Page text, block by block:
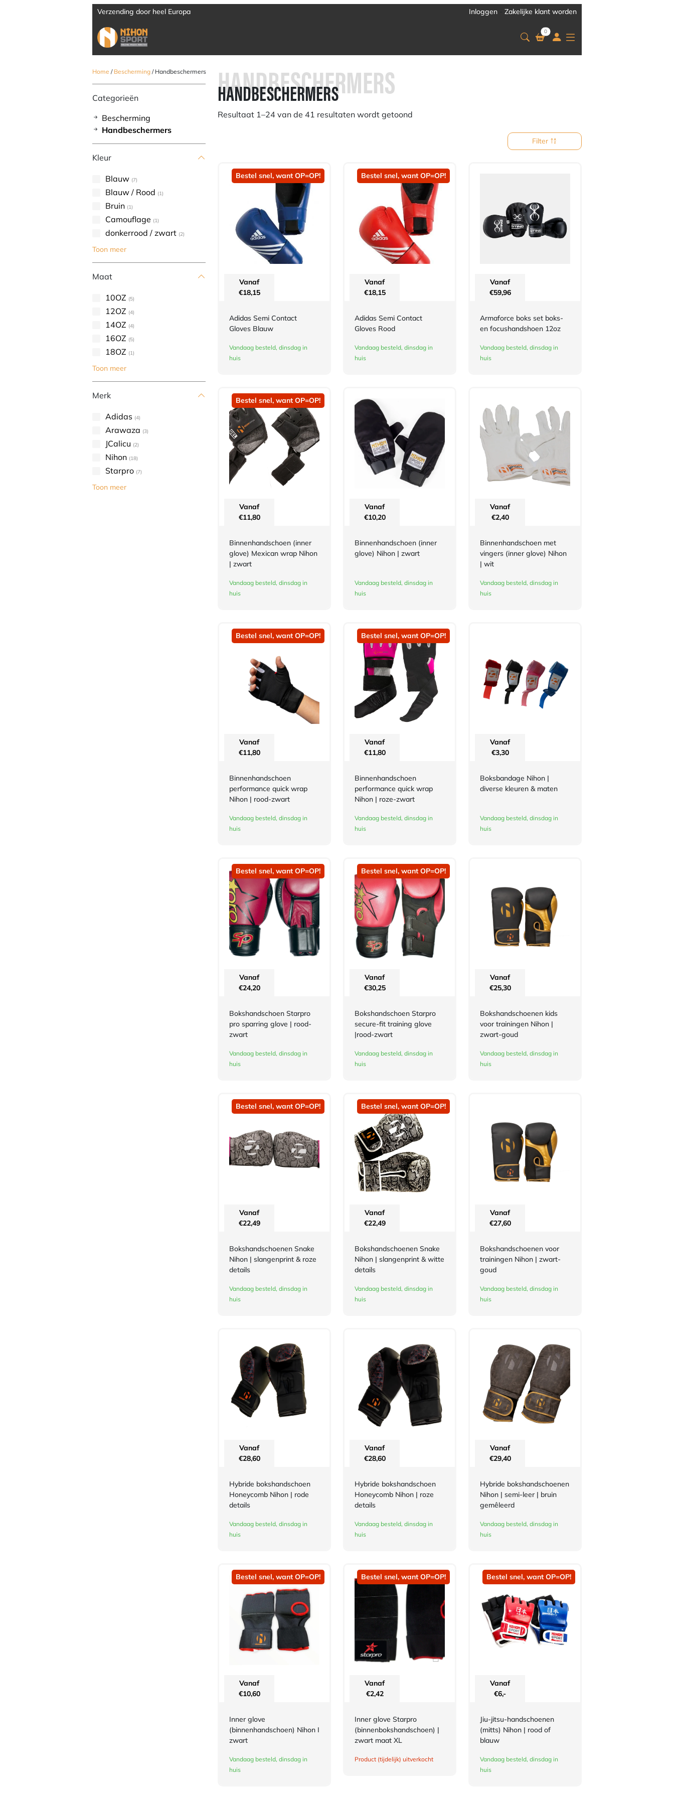
Verzending door heel Europa Inloggen Zakelijke klant worden
0
Home / Bescherming / Handbeschermers
Categorieën
Bescherming
Handbeschermers
Kleur
Blauw (7)
Blauw / Rood (1)
Bruin (1)
Camouflage (1)
donkerrood / zwart (2)
Toon meer
Maat
10OZ (5)
12OZ (4)
14OZ (4)
16OZ (5)
18OZ (1)
Toon meer
Merk
Adidas (4)
Arawaza (3)
JCalicu (2)
Nihon (18)
Starpro (7)
Toon meer
HANDBESCHERMERS
HANDBESCHERMERS
Resultaat 1–24 van de 41 resultaten wordt getoond
Filter
Bestel snel, want OP=OP!
Vanaf
€18,15
Adidas Semi Contact
Gloves Blauw
Vandaag besteld, dinsdag in
huis
Bestel snel, want OP=OP!
Vanaf
€18,15
Adidas Semi Contact
Gloves Rood
Vandaag besteld, dinsdag in
huis
Vanaf
€59,96
Armaforce boks set boks-
en focushandshoen 12oz
Vandaag besteld, dinsdag in
huis
Bestel snel, want OP=OP!
Vanaf
€11,80
Binnenhandschoen (inner
glove) Mexican wrap Nihon
| zwart
Vandaag besteld, dinsdag in
huis
Vanaf
€10,20
Binnenhandschoen (inner
glove) Nihon | zwart
Vandaag besteld, dinsdag in
huis
Vanaf
€2,40
Binnenhandschoen met
vingers (inner glove) Nihon
| wit
Vandaag besteld, dinsdag in
huis
Bestel snel, want OP=OP!
Vanaf
€11,80
Binnenhandschoen
performance quick wrap
Nihon | rood-zwart
Vandaag besteld, dinsdag in
huis
Bestel snel, want OP=OP!
Vanaf
€11,80
Binnenhandschoen
performance quick wrap
Nihon | roze-zwart
Vandaag besteld, dinsdag in
huis
Vanaf
€3,30
Boksbandage Nihon |
diverse kleuren & maten
Vandaag besteld, dinsdag in
huis
Bestel snel, want OP=OP!
Vanaf
€24,20
Bokshandschoen Starpro
pro sparring glove | rood-
zwart
Vandaag besteld, dinsdag in
huis
Bestel snel, want OP=OP!
Vanaf
€30,25
Bokshandschoen Starpro
secure-fit training glove
|rood-zwart
Vandaag besteld, dinsdag in
huis
Vanaf
€25,30
Bokshandschoenen kids
voor trainingen Nihon |
zwart-goud
Vandaag besteld, dinsdag in
huis
Bestel snel, want OP=OP!
Vanaf
€22,49
Bokshandschoenen Snake
Nihon | slangenprint & roze
details
Vandaag besteld, dinsdag in
huis
Bestel snel, want OP=OP!
Vanaf
€22,49
Bokshandschoenen Snake
Nihon | slangenprint & witte
details
Vandaag besteld, dinsdag in
huis
Vanaf
€27,60
Bokshandschoenen voor
trainingen Nihon | zwart-
goud
Vandaag besteld, dinsdag in
huis
Vanaf
€28,60
Hybride bokshandschoen
Honeycomb Nihon | rode
details
Vandaag besteld, dinsdag in
huis
Vanaf
€28,60
Hybride bokshandschoen
Honeycomb Nihon | roze
details
Vandaag besteld, dinsdag in
huis
Vanaf
€29,40
Hybride bokshandschoenen
Nihon | semi-leer | bruin
gemêleerd
Vandaag besteld, dinsdag in
huis
Bestel snel, want OP=OP!
Vanaf
€10,60
Inner glove
(binnenhandschoen) Nihon I
zwart
Vandaag besteld, dinsdag in
huis
Bestel snel, want OP=OP!
Vanaf
€2,42
Inner glove Starpro
(binnenbokshandschoen) |
zwart maat XL
Product (tijdelijk) uitverkocht
Bestel snel, want OP=OP!
Vanaf
€6,-
Jiu-jitsu-handschoenen
(mitts) Nihon | rood of
blauw
Vandaag besteld, dinsdag in
huis